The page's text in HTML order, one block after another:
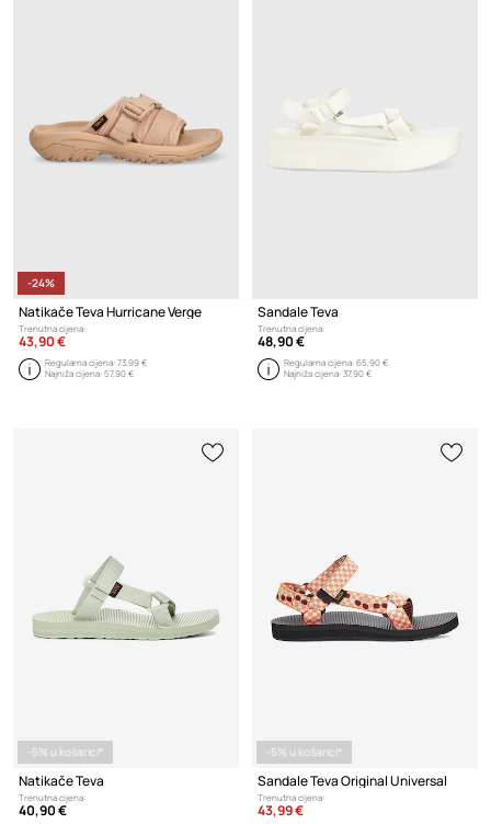
-24%
Natikače Teva Hurricane Verge
Trenutna cijena:
43,90 €
Regularna cijena:73,99 €
Najniža cijena:57,90 €
Sandale Teva
Trenutna cijena:
48,90 €
Regularna cijena:65,90 €
Najniža cijena:37,90 €
-5% u košarici*
Natikače Teva
Trenutna cijena:
40,90 €
-5% u košarici*
Sandale Teva Original Universal
Trenutna cijena:
43,99 €